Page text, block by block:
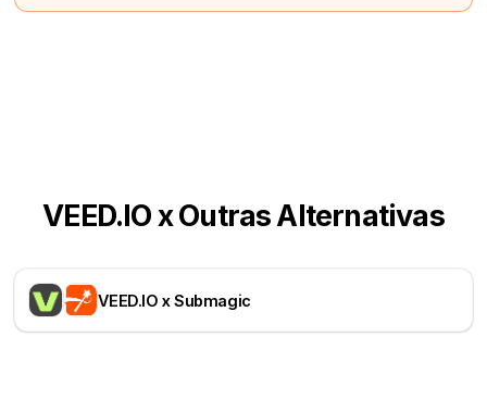
VEED.IO x Outras Alternativas
VEED.IO x Submagic